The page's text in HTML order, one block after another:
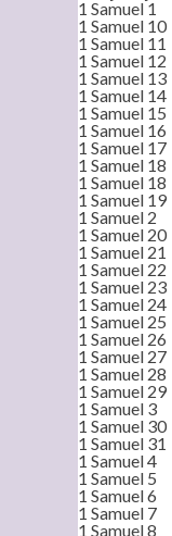
1 Samuel 1
1 Samuel 10
1 Samuel 11
1 Samuel 12
1 Samuel 13
1 Samuel 14
1 Samuel 15
1 Samuel 16
1 Samuel 17
1 Samuel 18
1 Samuel 18
1 Samuel 19
1 Samuel 2
1 Samuel 20
1 Samuel 21
1 Samuel 22
1 Samuel 23
1 Samuel 24
1 Samuel 25
1 Samuel 26
1 Samuel 27
1 Samuel 28
1 Samuel 29
1 Samuel 3
1 Samuel 30
1 Samuel 31
1 Samuel 4
1 Samuel 5
1 Samuel 6
1 Samuel 7
1 Samuel 8